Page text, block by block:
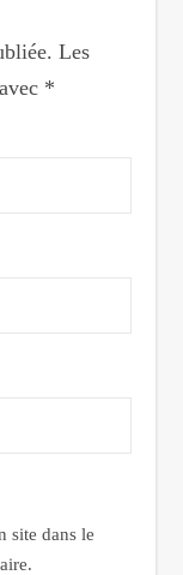
Les
*
site dans le